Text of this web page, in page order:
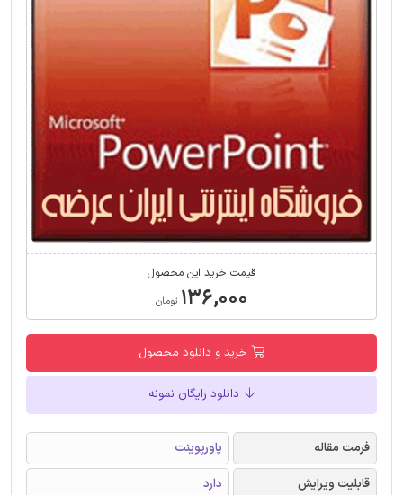
قیمت خرید این محصول
۱۳۶,۰۰۰ تومان
خرید و دانلود محصول
دانلود رایگان نمونه
فرمت مقاله
پاورپوینت
قابلیت ویرایش
دارد